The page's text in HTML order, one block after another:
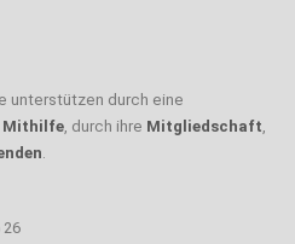
unterstützen durch eine
Mithilfe, durch ihre Mitgliedschaft,
.
26